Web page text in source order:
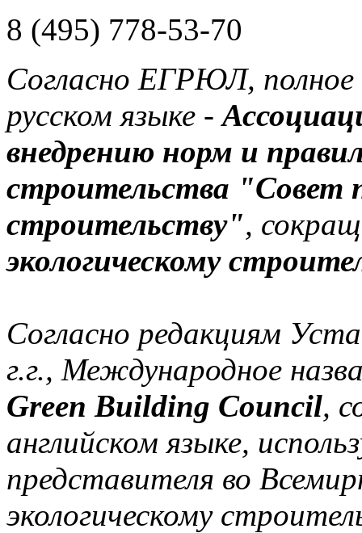
8 (495) 778-53-70
Согласно ЕГРЮЛ, полное
русском языке -
внедрению норм и правил
строительства "Совет
строительству",
экологическому
Согласно редакциям
г.г., Международное
Green Building Council,
английском языке,
представителя во
экологическому